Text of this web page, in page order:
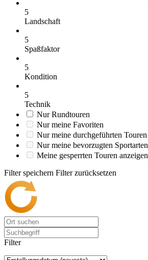
5
Landschaft
5
Spaßfaktor
5
Kondition
5
Technik
Nur Rundtouren
Nur meine Favoriten
Nur meine durchgeführten Touren
Nur meine bevorzugten Sportarten
Meine gesperrten Touren anzeigen
Filter speichern Filter zurücksetzen
Filter